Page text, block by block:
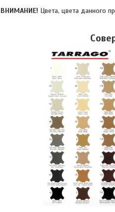
ВНИМАНИЕ! Цвета, цвета данного